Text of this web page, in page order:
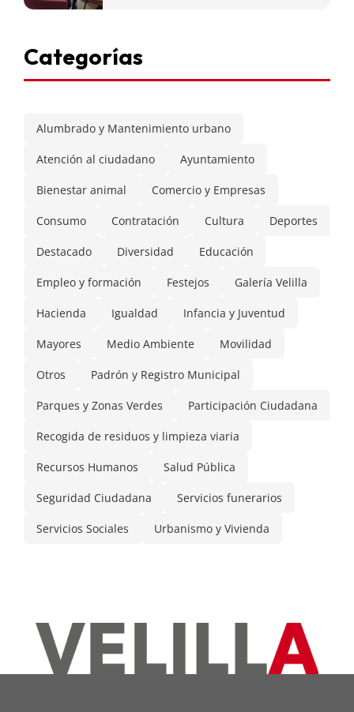
Categorías
Alumbrado y Mantenimiento urbano
Atención al ciudadano Ayuntamiento
Bienestar animal Comercio y Empresas
Consumo Contratación Cultura Deportes
Destacado Diversidad Educación
Empleo y formación Festejos Galería Velilla
Hacienda Igualdad Infancia y Juventud
Mayores Medio Ambiente Movilidad
Otros Padrón y Registro Municipal
Parques y Zonas Verdes Participación Ciudadana
Recogida de residuos y limpieza viaria
Recursos Humanos Salud Pública
Seguridad Ciudadana Servicios funerarios
Servicios Sociales Urbanismo y Vivienda